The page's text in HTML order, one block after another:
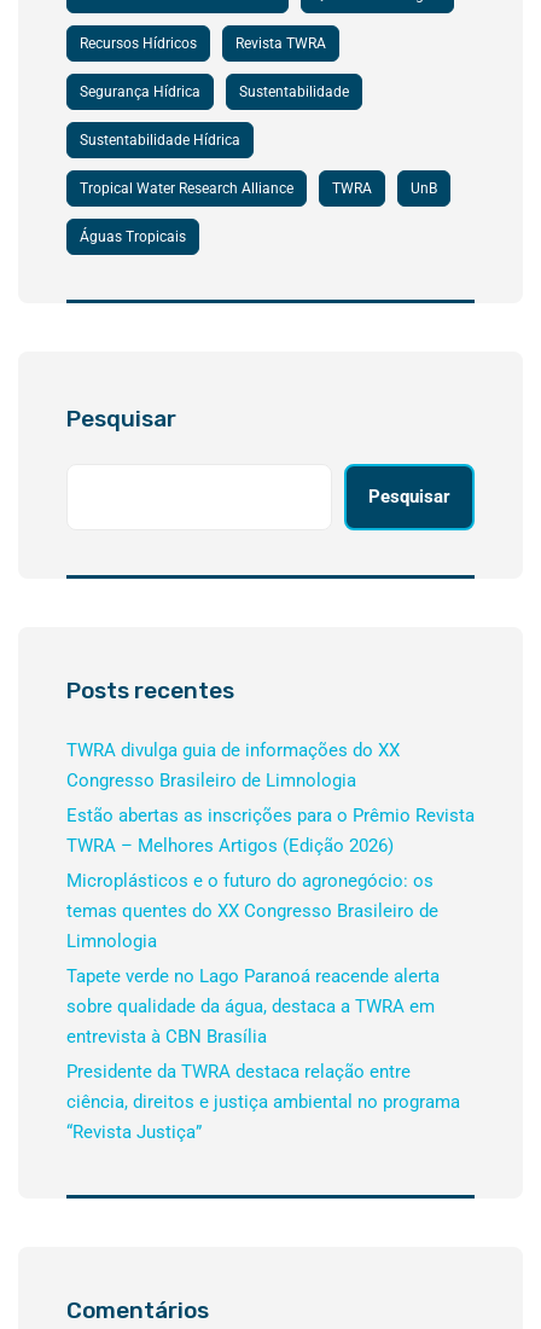
Recursos Hídricos Revista TWRA
Segurança Hídrica Sustentabilidade
Sustentabilidade Hídrica
Tropical Water Research Alliance TWRA UnB
Águas Tropicais
Pesquisar
Pesquisar
Posts recentes
TWRA divulga guia de informações do XX
Congresso Brasileiro de Limnologia
Estão abertas as inscrições para o Prêmio Revista
TWRA – Melhores Artigos (Edição 2026)
Microplásticos e o futuro do agronegócio: os
temas quentes do XX Congresso Brasileiro de
Limnologia
Tapete verde no Lago Paranoá reacende alerta
sobre qualidade da água, destaca a TWRA em
entrevista à CBN Brasília
Presidente da TWRA destaca relação entre
ciência, direitos e justiça ambiental no programa
“Revista Justiça”
Comentários